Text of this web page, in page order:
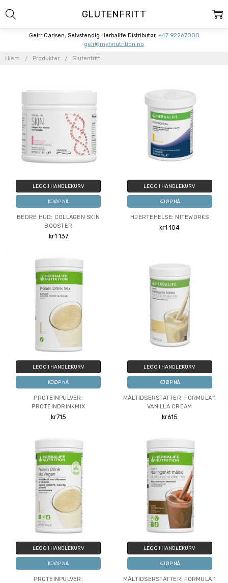
Geirr Carlsen, Selvstendig Herbalife Distributør, +47 92267000
geir@myhnutrition.no
Hjem Produkter Glutenfritt
GLUTENFRITT
LEGG I HANDLEKURV
KJØP NÅ
BEDRE HUD: COLLAGEN SKIN
BOOSTER
kr1 137
LEGG I HANDLEKURV
KJØP NÅ
HJERTEHELSE: NITEWORKS
kr1 104
LEGG I HANDLEKURV
KJØP NÅ
PROTEINPULVER:
PROTEINDRINKMIX
kr715
LEGG I HANDLEKURV
KJØP NÅ
MÅLTIDSERSTATTER: FORMULA 1
VANILLA CREAM
kr615
LEGG I HANDLEKURV
KJØP NÅ
PROTEINPULVER:
LEGG I HANDLEKURV
KJØP NÅ
MÅLTIDSERSTATTER: FORMULA 1